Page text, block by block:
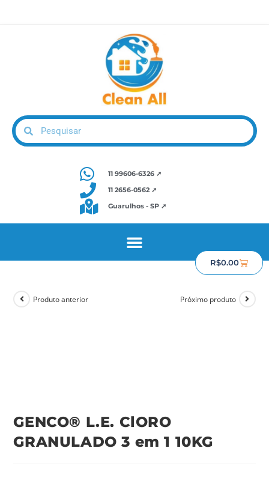
11 99606-6326 ➚
11 2656-0562 ➚
Guarulhos - SP ➚
R$0.00
Produto anterior Próximo produto
GENCO® L.E. ClORO
GRANULADO 3 em 1 10KG